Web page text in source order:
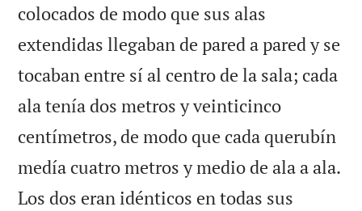
colocados de modo que sus alas
extendidas llegaban de pared a pared y se
tocaban entre sí al centro de la sala; cada
ala tenía dos metros y veinticinco
centímetros, de modo que cada querubín
medía cuatro metros y medio de ala a ala.
Los dos eran idénticos en todas sus